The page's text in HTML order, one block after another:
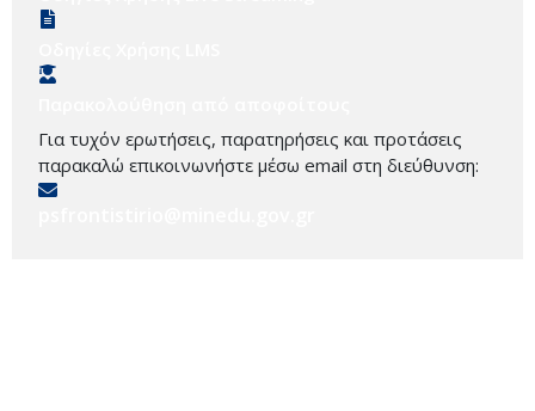
Για τυχόν ερωτήσεις, παρατηρήσεις και προτάσεις
παρακαλώ επικοινωνήστε μέσω email στη διεύθυνση: